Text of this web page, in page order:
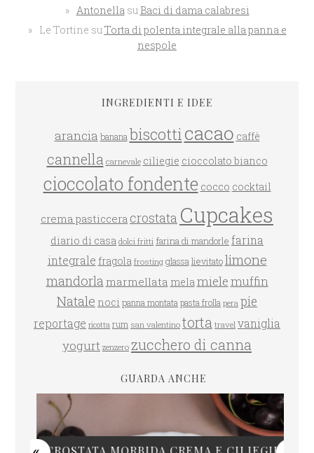
Antonellasu Baci di dama calabresi
Le Tortine suTorta di polenta integrale alla panna e
nespole
INGREDIENTI E IDEE
arancia banana biscotticacao caffè
cannella carnevale ciliegie cioccolato bianco
cioccolato fondente cocco cocktail
crema pasticcera crostata Cupcakes
diario di casa dolci fritti farina di mandorle farina
integrale fragola frosting glassa lievitato limone
mandorla marmellata melamielemuffin
Natale noci panna montata pasta frolla pera pie
reportage ricotta rum san valentino torta travel vaniglia
yogurt zenzero zucchero di canna
GUARDA ANCHE